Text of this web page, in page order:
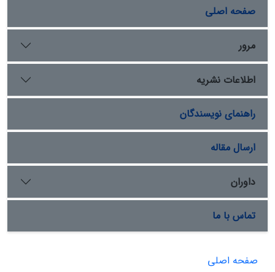
صفحه اصلی
مرور
اطلاعات نشریه
راهنمای نویسندگان
ارسال مقاله
داوران
تماس با ما
صفحه اصلی